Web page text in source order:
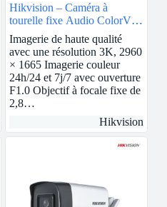
Hikvision – Caméra à
tourelle fixe Audio ColorVu
3K | DS-2CE70KF0T-MFS
Imagerie de haute qualité
avec une résolution 3K, 2960
× 1665 Imagerie couleur
24h/24 et 7j/7 avec ouverture
F1.0 Objectif à focale fixe de
2,8…
Hikvision